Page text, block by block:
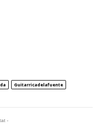
Guitarricadelafuente
-